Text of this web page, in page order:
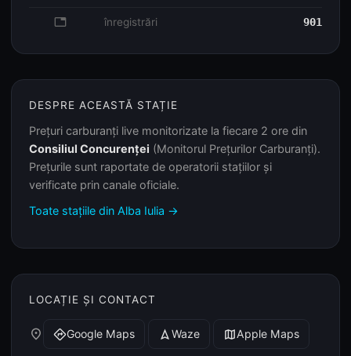
database înregistrări 901
DESPRE ACEASTĂ STAȚIE
Prețuri carburanți live monitorizate la fiecare 2 ore din
Consiliul Concurenței (Monitorul Prețurilor Carburanți).
Prețurile sunt raportate de operatorii stațiilor și
verificate prin canale oficiale.
Toate stațiile din Alba Iulia →
LOCAȚIE ȘI CONTACT
place directionsGoogle Maps navigation Waze mapApple Maps